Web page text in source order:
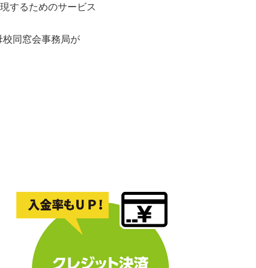
するためのサービス
同窓会事務局が